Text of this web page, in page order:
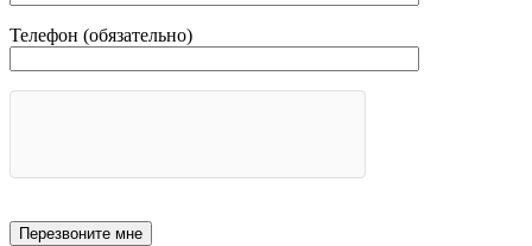
Телефон (обязательно)